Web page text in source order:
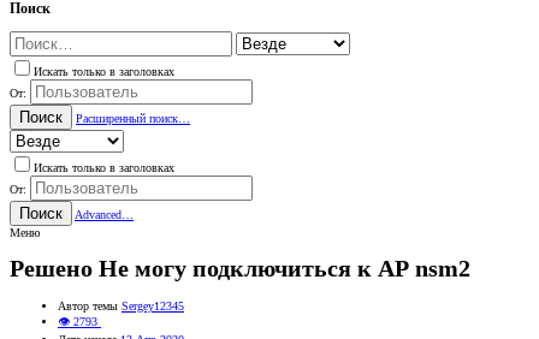
Поиск
Искать только в заголовках
От:
Поиск Расширенный поиск…
Искать только в заголовках
От:
Поиск
Advanced…
Меню
Решено Не могу подключиться к АР nsm2
Автор темы Sergey12345
👁 2793